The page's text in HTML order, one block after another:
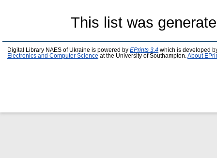
This list was
Digital Library NAES of Ukraine is powered by EPrints 3.4 which is developed
Electronics and Computer Science at the University of Southampton. About